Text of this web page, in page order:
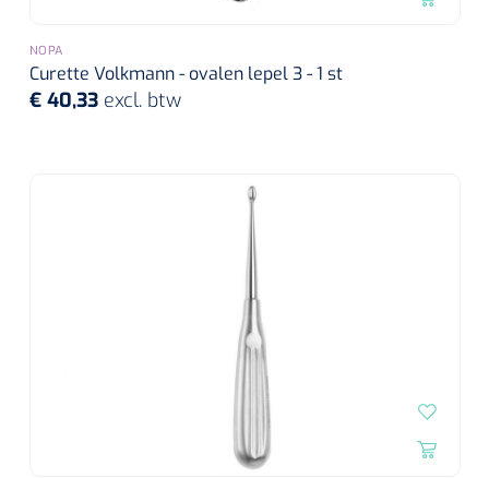
NOPA
Curette Volkmann - ovalen lepel 3 - 1 st
€ 40,33 excl. btw